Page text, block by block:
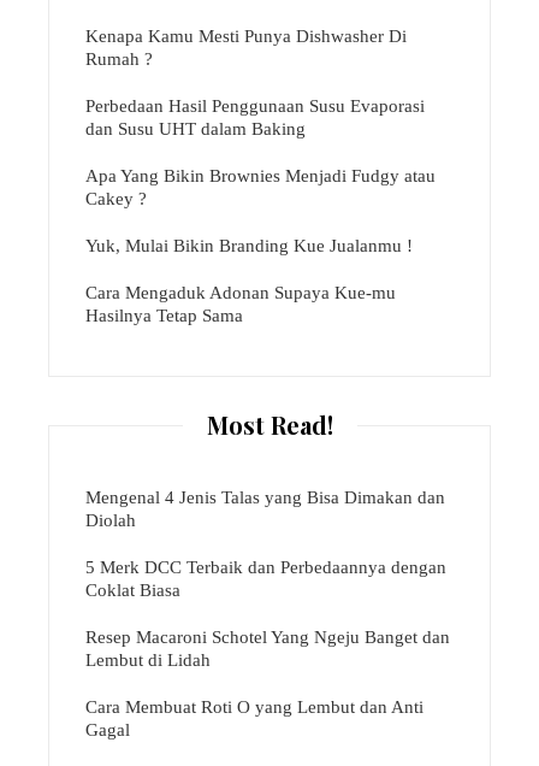
Kenapa Kamu Mesti Punya Dishwasher Di
Rumah ?
Perbedaan Hasil Penggunaan Susu Evaporasi
dan Susu UHT dalam Baking
Apa Yang Bikin Brownies Menjadi Fudgy atau
Cakey ?
Yuk, Mulai Bikin Branding Kue Jualanmu !
Cara Mengaduk Adonan Supaya Kue-mu
Hasilnya Tetap Sama
Most Read!
Mengenal 4 Jenis Talas yang Bisa Dimakan dan
Diolah
5 Merk DCC Terbaik dan Perbedaannya dengan
Coklat Biasa
Resep Macaroni Schotel Yang Ngeju Banget dan
Lembut di Lidah
Cara Membuat Roti O yang Lembut dan Anti
Gagal